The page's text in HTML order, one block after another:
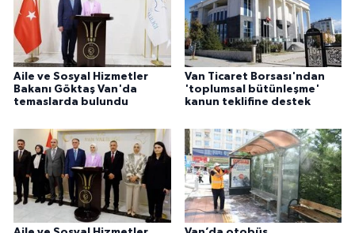
Aile ve Sosyal Hizmetler
Bakanı Göktaş Van'da
temaslarda bulundu
Van Ticaret Borsası'ndan
'toplumsal bütünleşme'
kanun teklifine destek